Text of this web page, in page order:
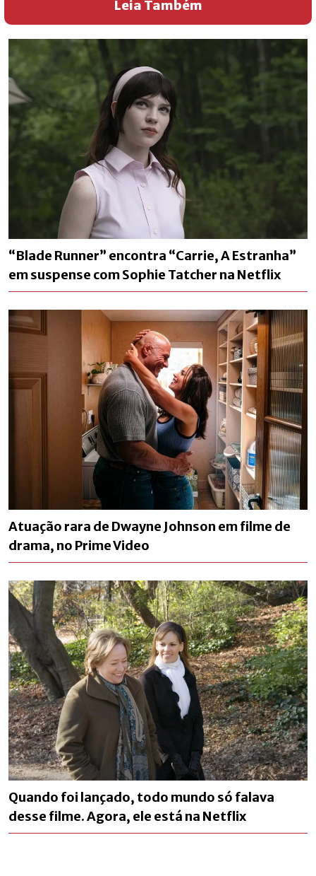
Leia Também
“Blade Runner” encontra “Carrie, A Estranha”
em suspense com Sophie Tatcher na Netflix
Atuação rara de Dwayne Johnson em filme de
drama, no Prime Video
Quando foi lançado, todo mundo só falava
desse filme. Agora, ele está na Netflix